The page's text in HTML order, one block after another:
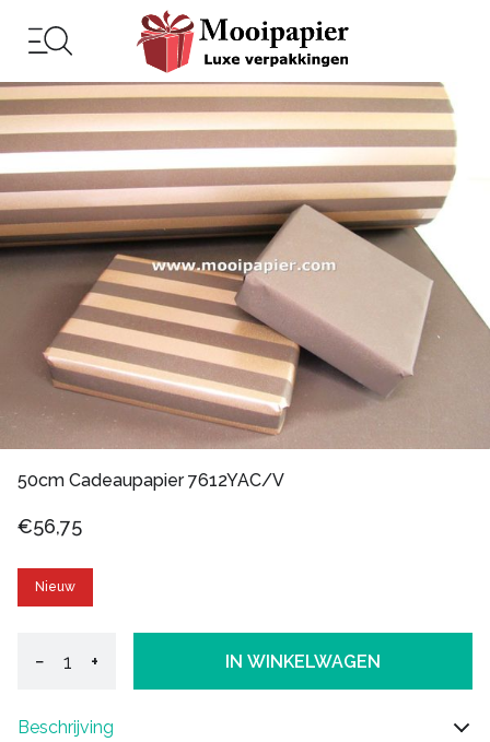
50cm Cadeaupapier 7612YAC/V
€56,75
Nieuw
− + IN WINKELWAGEN
Beschrijving